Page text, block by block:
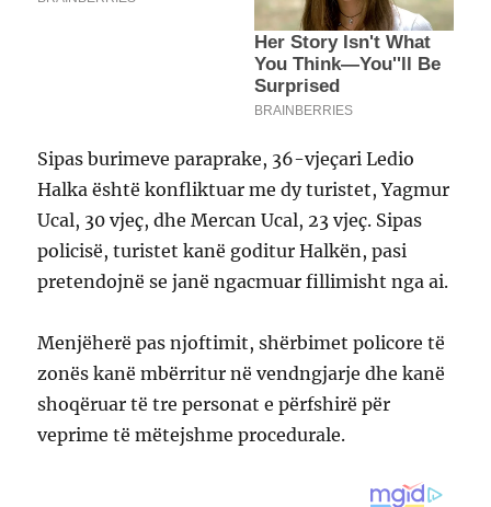
Sipas burimeve paraprake, 36-vjeçari Ledio
Halka është konfliktuar me dy turistet, Yagmur
Ucal, 30 vjeç, dhe Mercan Ucal, 23 vjeç. Sipas
policisë, turistet kanë goditur Halkën, pasi
pretendojnë se janë ngacmuar fillimisht nga ai.
Menjëherë pas njoftimit, shërbimet policore të
zonës kanë mbërritur në vendngjarje dhe kanë
shoqëruar të tre personat e përfshirë për
veprime të mëtejshme procedurale.